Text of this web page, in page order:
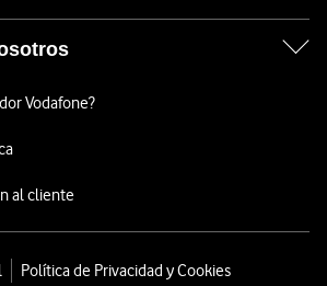
Vodafone?
al cliente
Política de Privacidad y Cookies